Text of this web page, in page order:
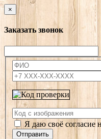
×
Заказать звонок
Я даю своё согласие
Отправить